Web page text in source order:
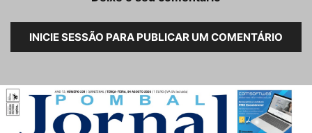
INICIE SESSÃO PARA PUBLICAR UM COMENTÁRIO